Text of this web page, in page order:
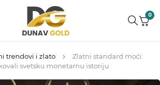
0
trendovi i zlato
Zlatni standard moći:
svetsku monetarnu istoriju